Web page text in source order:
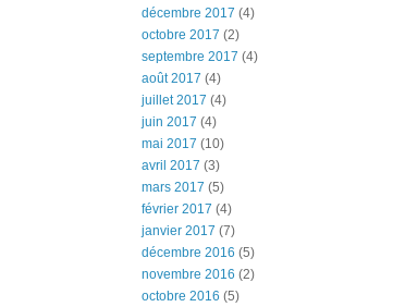
décembre 2017 (4)
octobre 2017 (2)
septembre 2017 (4)
août 2017 (4)
juillet 2017 (4)
juin 2017 (4)
mai 2017 (10)
avril 2017 (3)
mars 2017 (5)
février 2017 (4)
janvier 2017 (7)
décembre 2016 (5)
novembre 2016 (2)
octobre 2016 (5)